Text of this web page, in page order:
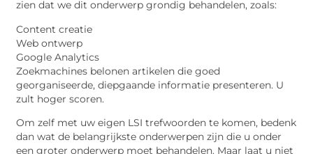
zien dat we dit onderwerp grondig behandelen, zoals:
Content creatie
Web ontwerp
Google Analytics
Zoekmachines belonen artikelen die goed
georganiseerde, diepgaande informatie presenteren. U
zult hoger scoren.
Om zelf met uw eigen LSI trefwoorden te komen, bedenk
dan wat de belangrijkste onderwerpen zijn die u onder
een groter onderwerp moet behandelen. Maar laat u niet